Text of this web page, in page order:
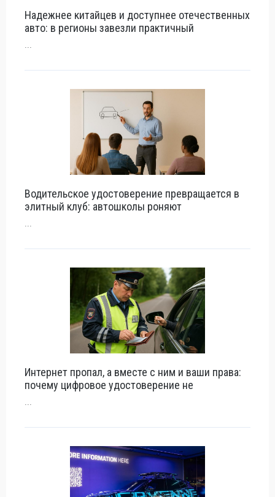
Надежнее китайцев и доступнее отечественных
авто: в регионы завезли практичный
...
Водительское удостоверение превращается в
элитный клуб: автошколы роняют
...
Интернет пропал, а вместе с ним и ваши права:
почему цифровое удостоверение не
...